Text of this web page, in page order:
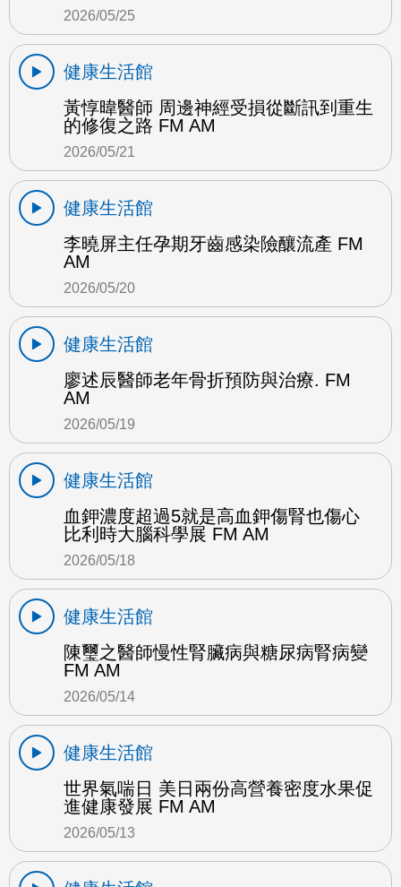
2026/05/25
健康生活館
黃惇暐醫師 周邊神經受損從斷訊到重生
的修復之路 FM AM
2026/05/21
健康生活館
李曉屏主任孕期牙齒感染險釀流產 FM
AM
2026/05/20
健康生活館
廖述辰醫師老年骨折預防與治療. FM
AM
2026/05/19
健康生活館
血鉀濃度超過5就是高血鉀傷腎也傷心
比利時大腦科學展 FM AM
2026/05/18
健康生活館
陳璽之醫師慢性腎臟病與糖尿病腎病變
FM AM
2026/05/14
健康生活館
世界氣喘日 美日兩份高營養密度水果促
進健康發展 FM AM
2026/05/13